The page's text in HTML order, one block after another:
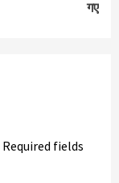
गए
Required fields